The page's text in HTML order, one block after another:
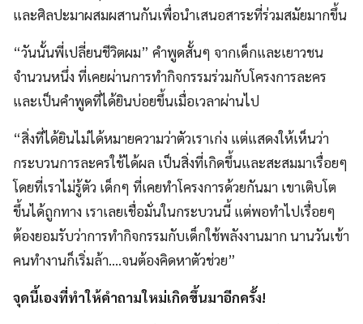
และศิลปะมาผสมผสานกันเพื่อนำเสนอสาระที่ร่วมสมัยมากขึ้น
“วันนั้นพี่เปลี่ยนชีวิตผม” คำพูดสั้นๆ จากเด็กและเยาวชน
จำนวนหนึ่ง ที่เคยผ่านการทำกิจกรรมร่วมกับโครงการละคร
และเป็นคำพูดที่ได้ยินบ่อยขึ้นเมื่อเวลาผ่านไป
“สิ่งที่ได้ยินไม่ได้หมายความว่าตัวเราเก่ง แต่แสดงให้เห็นว่า
กระบวนการละครใช้ได้ผล เป็นสิ่งที่เกิดขึ้นและสะสมมาเรื่อยๆ
โดยที่เราไม่รู้ตัว เด็กๆ ที่เคยทำโครงการด้วยกันมา เขาเติบโต
ขึ้นได้ถูกทาง เราเลยเชื่อมั่นในกระบวนนี้ แต่พอทำไปเรื่อยๆ
ต้องยอมรับว่าการทำกิจกรรมกับเด็กใช้พลังงานมาก นานวันเข้า
คนทำงานก็เริ่มล้า….จนต้องคิดหาตัวช่วย”
จุดนี้เองที่ทำให้คำถามใหม่เกิดขึ้นมาอีกครั้ง!